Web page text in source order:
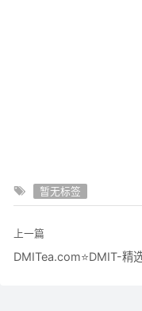
暂无标签
上一篇
DMITea.com⭐DMIT-精